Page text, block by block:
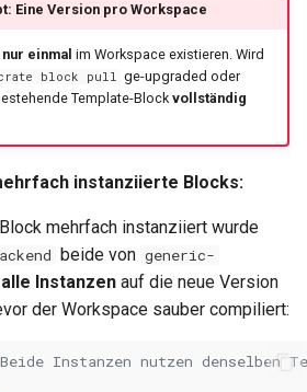
Eine Version pro Workspace
nur einmal im Workspace existieren. Wird
block pull ge-upgraded oder
Template-Blockvollständig
instanziierte Blocks:
mehrfach instanziiert wurde
beide von generic-
alle Instanzen auf die neue Version
der Workspace sauber compiliert:
Instanzen nutzen denselben